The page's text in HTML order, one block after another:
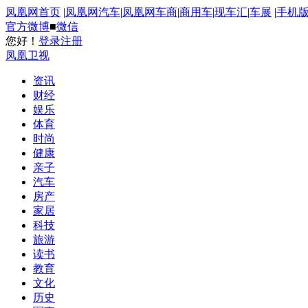
凤凰网首页 |凤凰网汽车|凤凰网车商|商用车|现车汇|车展 |手机版
官方微博■微信
您好！ 登录注册
凤凰卫视
资讯
财经
娱乐
体育
时尚
健康
亲子
汽车
房产
家居
科技
旅游
读书
教育
文化
历史